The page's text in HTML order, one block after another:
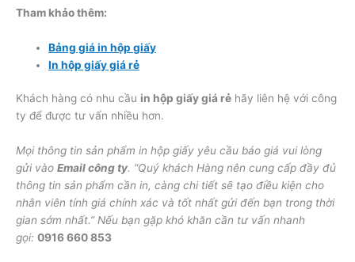
Tham khảo thêm:
Bảng giá in hộp giấy
In hộp giấy giá rẻ
Khách hàng có nhu cầu in hộp giấy giá rẻ hãy liên hệ với công
ty để được tư vấn nhiều hơn.
Mọi thông tin sản phẩm in hộp giấy yêu cầu báo giá vui lòng
gửi vào Email công ty. “Quý khách Hàng nên cung cấp đầy đủ
thông tin sản phẩm cần in, càng chi tiết sẽ tạo điều kiện cho
nhân viên tính giá chính xác và tốt nhất gửi đến bạn trong thời
gian sớm nhất.” Nếu bạn gặp khó khăn cần tư vấn nhanh
gọi: 0916 660 853